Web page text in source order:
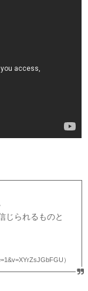
じられるものと
）